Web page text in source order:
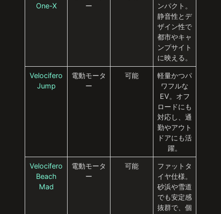
One-X
ー
ンパクト。
静音性とデ
ザイン性で
都市やキャ
ンプサイト
に映える。
Velocifero
Jump
電動モータ
ー
可能
軽量かつパ
ワフルな
EV。オフ
ロードにも
対応し、通
勤やアウト
ドアにも活
躍。
Velocifero
Beach
Mad
電動モータ
ー
可能
ファットタ
イヤ仕様。
砂浜や雪道
でも安定感
抜群で、個